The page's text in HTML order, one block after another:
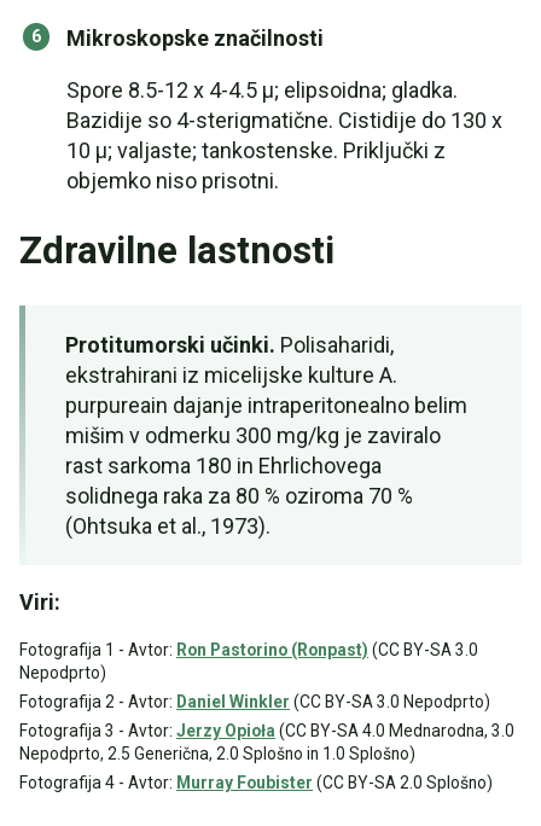
Mikroskopske značilnosti
Spore 8.5-12 x 4-4.5 µ; elipsoidna; gladka.
Bazidije so 4-sterigmatične. Cistidije do 130 x
10 µ; valjaste; tankostenske. Priključki z
objemko niso prisotni.
Zdravilne lastnosti
Protitumorski učinki. Polisaharidi,
ekstrahirani iz micelijske kulture A.
purpureain dajanje intraperitonealno belim
mišim v odmerku 300 mg/kg je zaviralo
rast sarkoma 180 in Ehrlichovega
solidnega raka za 80 % oziroma 70 %
(Ohtsuka et al., 1973).
Viri:
Fotografija 1 - Avtor: Ron Pastorino (Ronpast) (CC BY-SA 3.0
Nepodprto)
Fotografija 2 - Avtor: Daniel Winkler (CC BY-SA 3.0 Nepodprto)
Fotografija 3 - Avtor: Jerzy Opioła (CC BY-SA 4.0 Mednarodna, 3.0
Nepodprto, 2.5 Generična, 2.0 Splošno in 1.0 Splošno)
Fotografija 4 - Avtor: Murray Foubister (CC BY-SA 2.0 Splošno)